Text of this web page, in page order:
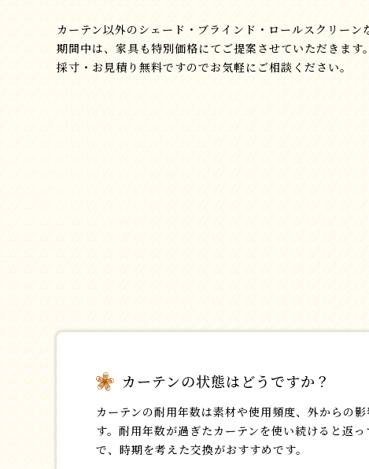
カーテン以外のシェード・ブラインド・ロールスクリーン
期間中は、家具も特別価格にてご提案させていただきます
採寸・お見積り無料ですのでお気軽にご相談ください。
カーテンの状態はどうですか？
カーテンの耐用年数は素材や使用頻度、外からの
す。耐用年数が過ぎたカーテンを使い続けると返
で、時期を考えた交換がおすすめです。